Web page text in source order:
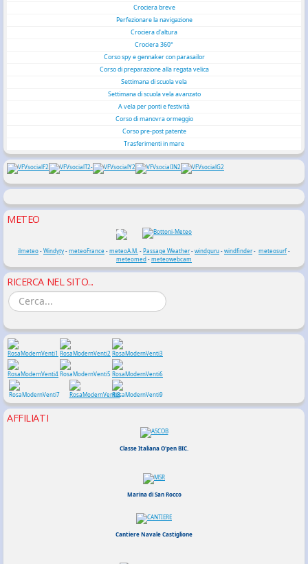
Crociera breve
Perfezionare la navigazione
Crociera d'altura
Crociera 360°
Corso spy e gennaker con parasailor
Corso di preparazione alla regata velica
Settimana di scuola vela
Settimana di scuola vela avanzato
A vela per ponti e festività
Corso di manovra ormeggio
Corso pre-post patente
Trasferimenti in mare
METEO
ilmeteo-Windyty-meteoFrance -meteoA.M.- Passage Weather-windguru-windfinder- meteosurf-
meteomed -meteowebcam
RICERCA NEL SITO...
AFFILIATI
Classe Italiana O'pen BIC.
Marina di San Rocco
Cantiere Navale Castiglione